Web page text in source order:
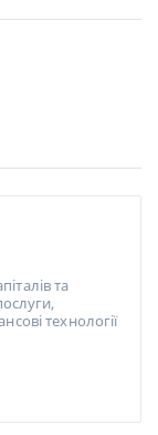
та
технології